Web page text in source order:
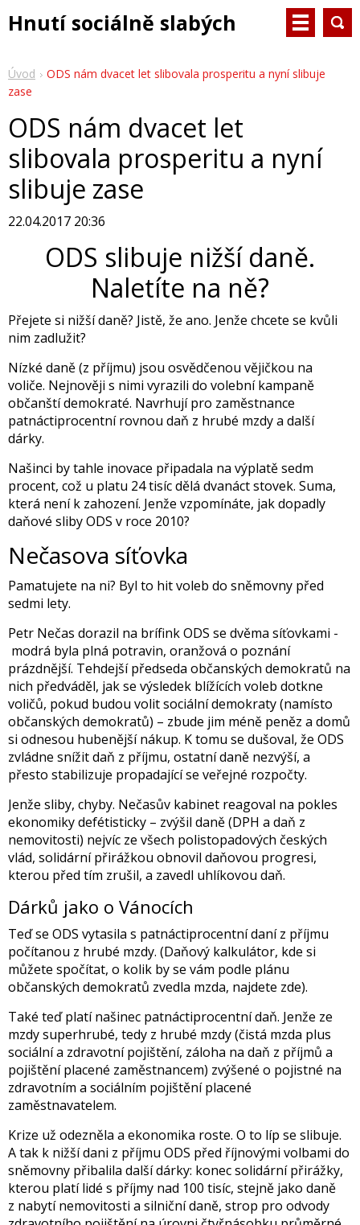
Hnutí sociálně slabých
Úvod
ODS nám dvacet let slibovala prosperitu a nyní slibuje
zase
ODS nám dvacet let
slibovala prosperitu a nyní
slibuje zase
22.04.2017 20:36
ODS slibuje nižší daně.
Naletíte na ně?
Přejete si nižší daně? Jistě, že ano. Jenže chcete se kvůli
nim zadlužit?
Nízké daně (z příjmu) jsou osvědčenou vějičkou na
voliče. Nejnověji s nimi vyrazili do volební kampaně
občanští demokraté. Navrhují pro zaměstnance
patnáctiprocentní rovnou daň z hrubé mzdy a další
dárky.
Našinci by tahle inovace připadala na výplatě sedm
procent, což u platu 24 tisíc dělá dvanáct stovek. Suma,
která není k zahození. Jenže vzpomínáte, jak dopadly
daňové sliby ODS v roce 2010?
Nečasova síťovka
Pamatujete na ni? Byl to hit voleb do sněmovny před
sedmi lety.
Petr Nečas dorazil na brífink ODS se dvěma síťovkami -
modrá byla plná potravin, oranžová o poznání
prázdnější. Tehdejší předseda občanských demokratů na
nich předváděl, jak se výsledek blížících voleb dotkne
voličů, pokud budou volit sociální demokraty (namísto
občanských demokratů) – zbude jim méně peněz a domů
si odnesou hubenější nákup. K tomu se dušoval, že ODS
zvládne snížit daň z příjmu, ostatní daně nezvýší, a
přesto stabilizuje propadající se veřejné rozpočty.
Jenže sliby, chyby. Nečasův kabinet reagoval na pokles
ekonomiky defétisticky – zvýšil daně (DPH a daň z
nemovitosti) nejvíc ze všech polistopadových českých
vlád, solidární přirážkou obnovil daňovou progresi,
kterou před tím zrušil, a zavedl uhlíkovou daň.
Dárků jako o Vánocích
Teď se ODS vytasila s patnáctiprocentní daní z příjmu
počítanou z hrubé mzdy. (Daňový kalkulátor, kde si
můžete spočítat, o kolik by se vám podle plánu
občanských demokratů zvedla mzda, najdete zde).
Také teď platí našinec patnáctiprocentní daň. Jenže ze
mzdy superhrubé, tedy z hrubé mzdy (čistá mzda plus
sociální a zdravotní pojištění, záloha na daň z příjmů a
pojištění placené zaměstnancem) zvýšené o pojistné na
zdravotním a sociálním pojištění placené
zaměstnavatelem.
Krize už odezněla a ekonomika roste. O to líp se slibuje.
A tak k nižší dani z příjmu ODS před říjnovými volbami do
sněmovny přibalila další dárky: konec solidární přirážky,
kterou platí lidé s příjmy nad 100 tisíc, stejně jako daně
z nabytí nemovitosti a silniční daně, strop pro odvody